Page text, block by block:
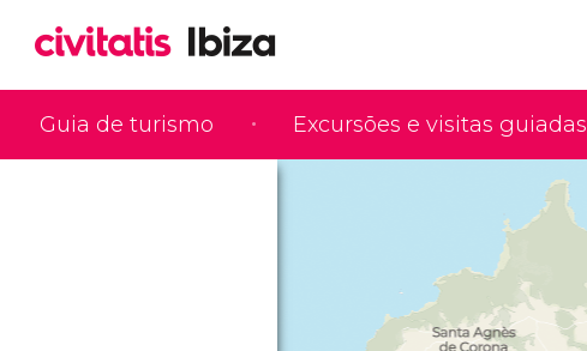
Guia de turismo Excursões e visitas guiadas